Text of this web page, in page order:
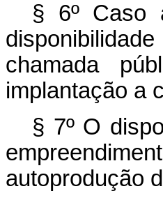
§ 6º Caso
chamada
implantação a
§ 7º O
autoprodução